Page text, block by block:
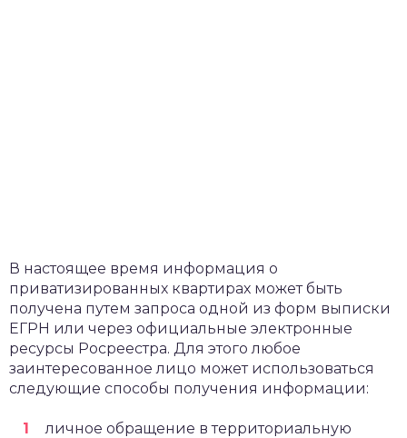
В настоящее время информация о
приватизированных квартирах может быть
получена путем запроса одной из форм выписки
ЕГРН или через официальные электронные
ресурсы Росреестра. Для этого любое
заинтересованное лицо может использоваться
следующие способы получения информации:
личное обращение в территориальную